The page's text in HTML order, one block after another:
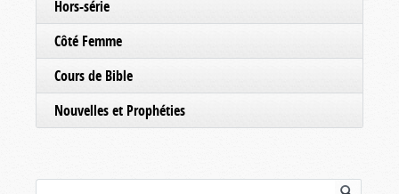
Hors-série
Côté Femme
Cours de Bible
Nouvelles et Prophéties